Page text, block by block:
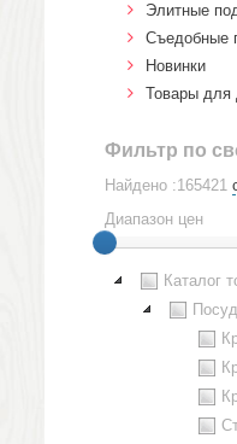
Элитные
Cъедобные
Новинки
Товары для
Фильтр по
Найдено :165421
Диапазон цен
Каталог